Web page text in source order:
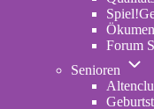
Forum
Senioren